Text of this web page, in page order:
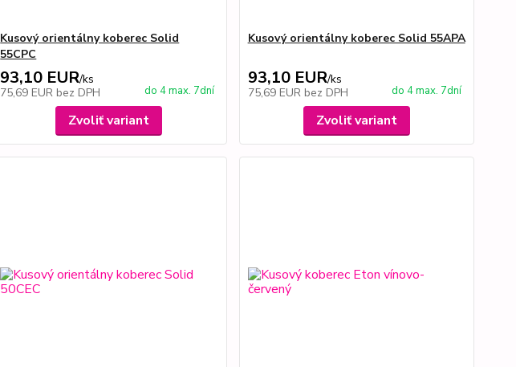
Kusový orientálny koberec Solid
55CPC
93,10 EUR/ks
75,69 EUR bez DPH do 4 max. 7dní
Zvoliť variant
Kusový orientálny koberec Solid 55APA
93,10 EUR/ks
75,69 EUR bez DPH do 4 max. 7dní
Zvoliť variant